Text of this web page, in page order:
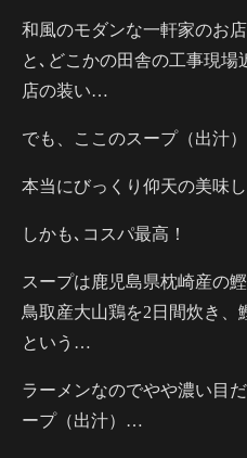
和風のモダンな一軒家のお
と､どこかの田舎の工事現
店の装い…
でも、ここのスープ（出汁
本当にびっくり仰天の美味し
しかも､コスパ最高！
スープは鹿児島県枕崎産の
鳥取産大山鶏を2日間炊き
という…
ラーメンなのでやや濃い目
ープ（出汁）…